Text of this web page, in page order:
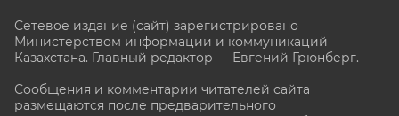
Сетевое издание (сайт) зарегистрировано
Министерством информации и коммуникаций
Казахстана. Главный редактор — Евгений Грюнберг.
Сообщения и комментарии читателей сайта
размещаются после предварительного